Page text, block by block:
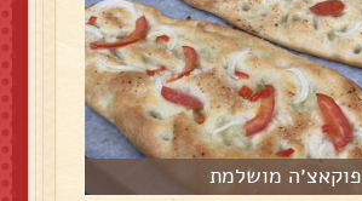
פוקאצ׳ה מושלמת